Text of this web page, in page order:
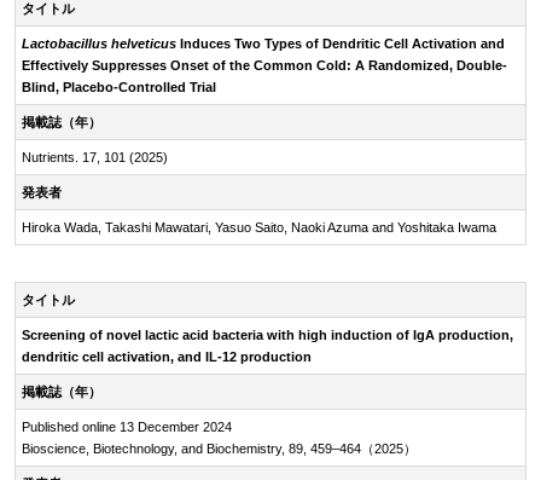
タイトル
Lactobacillus helveticus Induces Two Types of Dendritic Cell Activation and
Effectively Suppresses Onset of the Common Cold: A Randomized, Double-
Blind, Placebo-Controlled Trial
掲載誌（年）
Nutrients. 17, 101 (2025)
発表者
Hiroka Wada, Takashi Mawatari, Yasuo Saito, Naoki Azuma and Yoshitaka Iwama
タイトル
Screening of novel lactic acid bacteria with high induction of IgA production,
dendritic cell activation, and IL-12 production
掲載誌（年）
Published online 13 December 2024
Bioscience, Biotechnology, and Biochemistry, 89, 459–464（2025）